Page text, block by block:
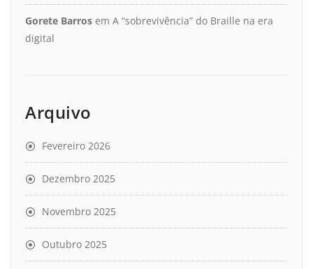
Gorete Barros em A “sobrevivência” do Braille na era
digital
Arquivo
Fevereiro 2026
Dezembro 2025
Novembro 2025
Outubro 2025